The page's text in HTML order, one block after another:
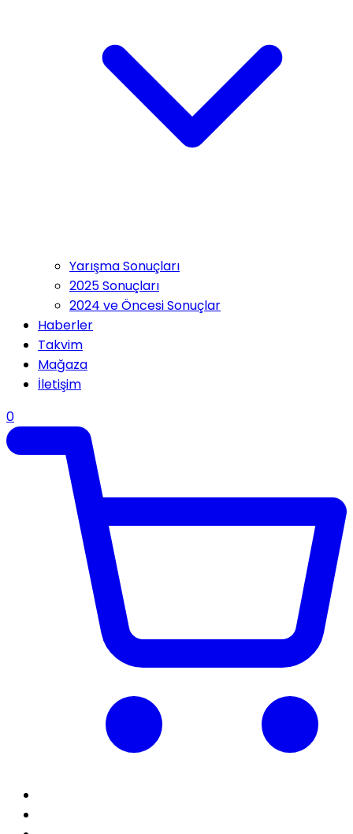
Yarışma Sonuçları
2025 Sonuçları
2024 ve Öncesi Sonuçlar
Haberler
Takvim
Mağaza
İletişim
0